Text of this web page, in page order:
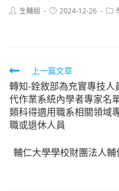
Post生輔組
Post2024-12-26
Read
more
articles
上一篇文章
轉知-銓敘部為充實專技
代作業系統內學者專家名
類科得適用職系相關領域
職或退休人員
輔仁大學學校財團法人